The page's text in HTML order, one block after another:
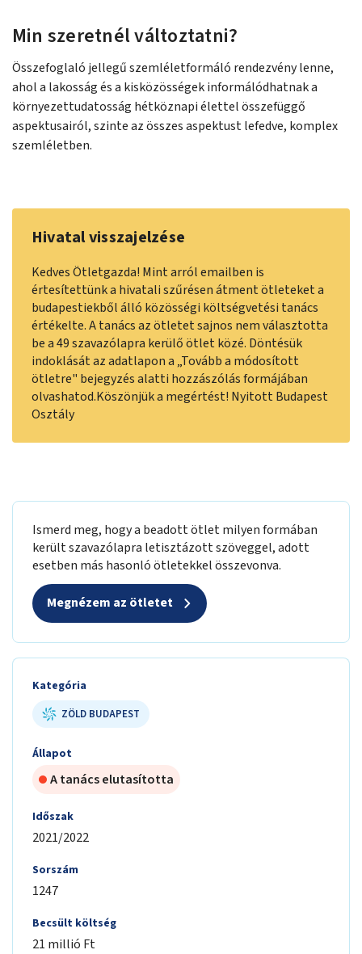
Min szeretnél változtatni?
Összefoglaló jellegű szemléletformáló rendezvény lenne,
ahol a lakosság és a kisközösségek informálódhatnak a
környezettudatosság hétköznapi élettel összefüggő
aspektusairól, szinte az összes aspektust lefedve, komplex
szemléletben.
Hivatal visszajelzése
Kedves Ötletgazda! Mint arról emailben is
értesítettünk a hivatali szűrésen átment ötleteket a
budapestiekből álló közösségi költségvetési tanács
értékelte. A tanács az ötletet sajnos nem választotta
be a 49 szavazólapra kerülő ötlet közé. Döntésük
indoklását az adatlapon a „Tovább a módosított
ötletre" bejegyzés alatti hozzászólás formájában
olvashatod.Köszönjük a megértést! Nyitott Budapest
Osztály
Ismerd meg, hogy a beadott ötlet milyen formában
került szavazólapra letisztázott szöveggel, adott
esetben más hasonló ötletekkel összevonva.
Megnézem az ötletet
Kategória
ZÖLD BUDAPEST
Állapot
A tanács elutasította
Időszak
2021/2022
Sorszám
1247
Becsült költség
21 millió Ft